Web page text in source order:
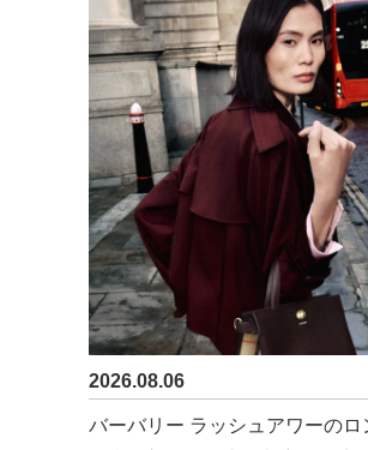
2026.08.06
バーバリー ラッシュアワーのロ